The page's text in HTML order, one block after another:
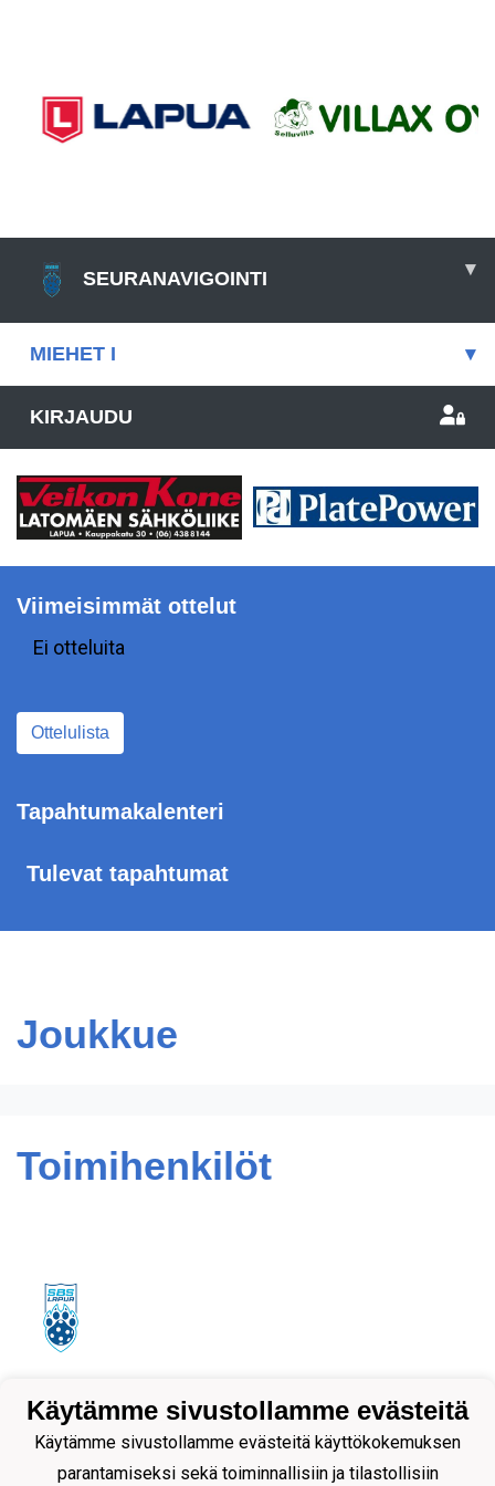
SEURANAVIGOINTI ▾
MIEHET I ▾
KIRJAUDU
Viimeisimmät ottelut
Ei otteluita
Ottelulista
Tapahtumakalenteri
Tulevat tapahtumat
Joukkue
Toimihenkilöt
Käytämme sivustollamme evästeitä
Käytämme sivustollamme evästeitä käyttökokemuksen
parantamiseksi sekä toiminnallisiin ja tilastollisiin